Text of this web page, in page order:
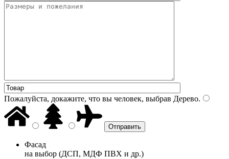
Пожалуйста, докажите, что вы человек, выбрав Дерево.
Фасад
на выбор (ДСП, МДФ ПВХ и др.)